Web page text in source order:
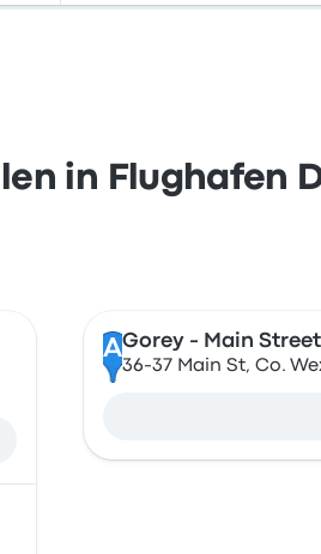
in Flughafen
AGorey - Main
36-37 Main St, Co.